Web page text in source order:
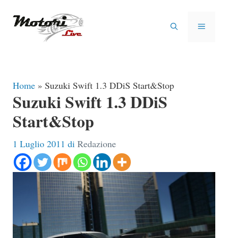
MENU
Home » Suzuki Swift 1.3 DDiS Start&Stop
Suzuki Swift 1.3 DDiS
Start&Stop
1 Luglio 2011 di Redazione